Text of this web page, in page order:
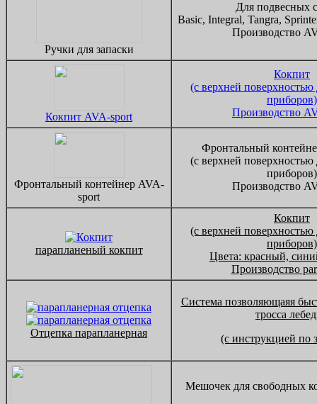
Ручки для запаски
Для подвесных
Basic, Integral, Tangra,
Производство
Кокпит AVA-sport
Кокпит
(с верхней
приборов)
Производство
Фронтальный контейнер AVA-
sport
Фронтальный
(с верхней
приборов)
Производство
парапланеный кокпит
Кокпит
(с верхней
приборов)
Цвета: красный,
Производство
Отцепка парапланерная
Система позволяющаяя
тросса
(с инструкцией по
Мешочек для свободных